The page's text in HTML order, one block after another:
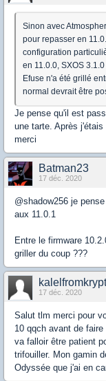
Sinon avec
pour repasser en
configuration
en 11.0.0, SXOS
Efuse n'a été grillé
normal devrait être
Je pense qu'il est
une tarte. Après
merci
Batman23
17 déc. 2020
@shadow256 je
aux 11.0.1
Entre le firmware
griller du coup ???
17 déc. 2020
Salut tlm merci pour
10 qqch avant de
va falloir être patient
trifouiller. Mon gamin
Odyssée que j'ai en